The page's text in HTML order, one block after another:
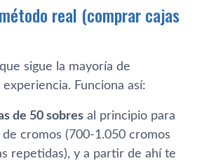
real (comprar cajas
sigue la mayoría de
Funciona así:
de 50 sobres al principio para
cromos (700-1.050 cromos
repetidas), y a partir de ahí te